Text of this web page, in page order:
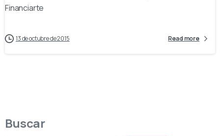
Financiarte
13 de octubre de 2015 Read more
Buscar